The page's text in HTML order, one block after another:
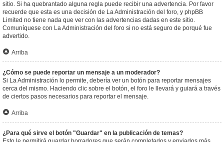
sitio. Si ha quebrantado alguna regla puede recibir una advertencia. Por favor
recuerde que esta es una decisión de La Administración del foro, y phpBB
Limited no tiene nada que ver con las advertencias dadas en este sitio.
Comuníquese con La Administración del foro si no está seguro de porqué fue
advertido.
Arriba
¿Cómo se puede reportar un mensaje a un moderador?
Si La Administración lo permite, debería ver un botón para reportar mensajes
cerca del mismo. Haciendo clic sobre el botón, el foro le llevará y guiará a través
de ciertos pasos necesarios para reportar el mensaje.
Arriba
¿Para qué sirve el botón "Guardar" en la publicación de temas?